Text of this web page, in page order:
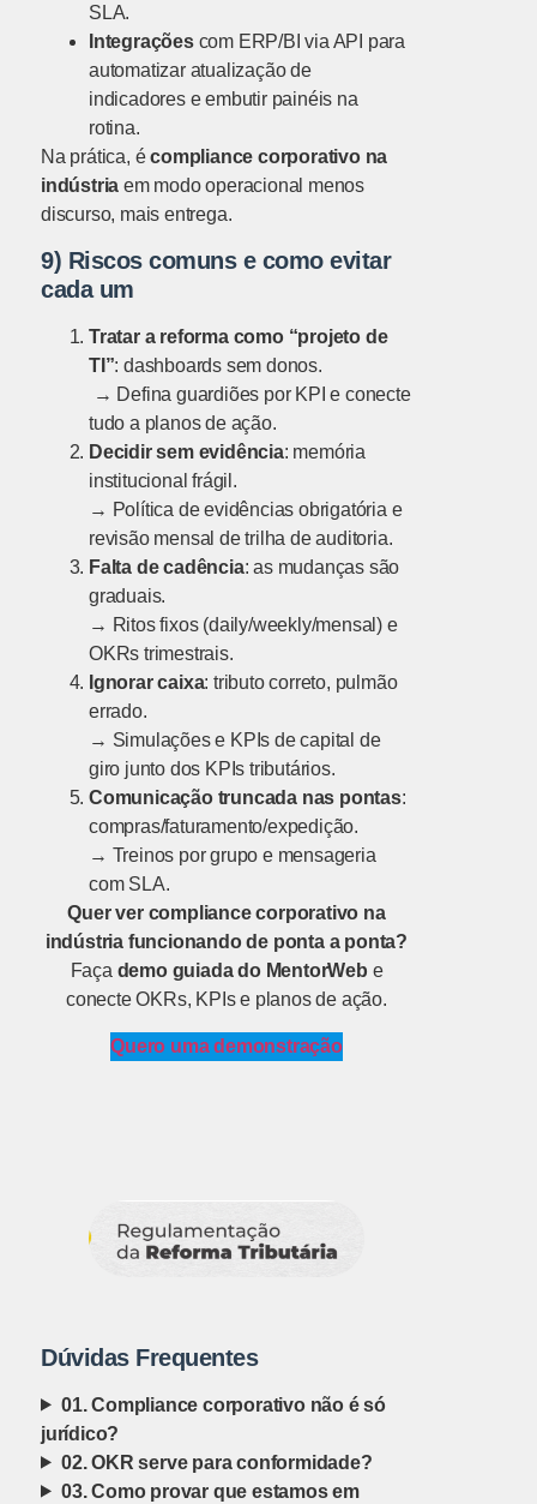
SLA.
Integraçõescom ERP/BI via API para
automatizar atualização de
indicadores e embutir painéis na
rotina.
Na prática, écompliance corporativo na
indústria em modo operacional menos
discurso, mais entrega.
9) Riscos comuns e como evitar
cada um
Tratar a reforma como “projeto de
TI”: dashboards sem donos.
→ Defina guardiões por KPI e conecte
tudo a planos de ação.
Decidir sem evidência: memória
institucional frágil.
→ Política de evidências obrigatória e
revisão mensal de trilha de auditoria.
Falta de cadência: as mudanças são
graduais.
→ Ritos fixos (daily/weekly/mensal) e
OKRs trimestrais.
Ignorar caixa: tributo correto, pulmão
errado.
→ Simulações e KPIs de capital de
giro junto dos KPIs tributários.
Comunicação truncada nas pontas:
compras/faturamento/expedição.
→ Treinos por grupo e mensageria
com SLA.
Quer ver compliance corporativo na
indústria funcionando de ponta a ponta?
Faça demo guiada do MentorWeb e
conecte OKRs, KPIs e planos de ação.
Quero uma demonstração
Dúvidas Frequentes
01. Compliance corporativo não é só
jurídico?
02. OKR serve para conformidade?
03. Como provar que estamos em